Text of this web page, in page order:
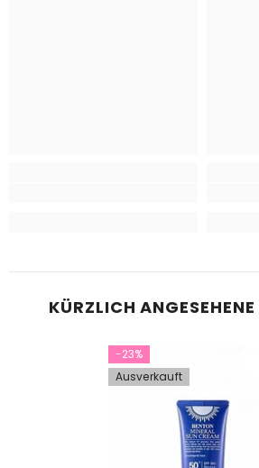
KÜRZLICH
-23%
Ausverkauft